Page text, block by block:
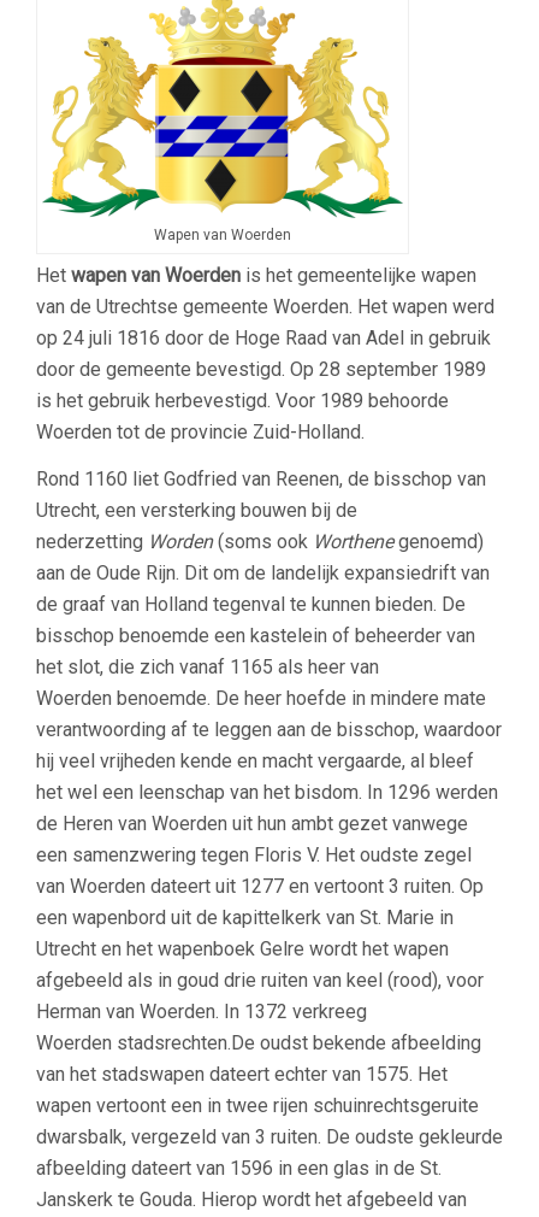
Wapen van Woerden
Het wapen van Woerden is het gemeentelijke wapen
van de Utrechtse gemeente Woerden. Het wapen werd
op 24 juli 1816 door de Hoge Raad van Adel in gebruik
door de gemeente bevestigd. Op 28 september 1989
is het gebruik herbevestigd. Voor 1989 behoorde
Woerden tot de provincie Zuid-Holland.
Rond 1160 liet Godfried van Reenen, de bisschop van
Utrecht, een versterking bouwen bij de
nederzetting Worden(soms ook Worthenegenoemd)
aan de Oude Rijn. Dit om de landelijk expansiedrift van
de graaf van Holland tegenval te kunnen bieden. De
bisschop benoemde een kastelein of beheerder van
het slot, die zich vanaf 1165 als heer van
Woerden benoemde. De heer hoefde in mindere mate
verantwoording af te leggen aan de bisschop, waardoor
hij veel vrijheden kende en macht vergaarde, al bleef
het wel een leenschap van het bisdom. In 1296 werden
de Heren van Woerden uit hun ambt gezet vanwege
een samenzwering tegen Floris V. Het oudste zegel
van Woerden dateert uit 1277 en vertoont 3 ruiten. Op
een wapenbord uit de kapittelkerk van St. Marie in
Utrecht en het wapenboek Gelre wordt het wapen
afgebeeld als in goud drie ruiten van keel (rood), voor
Herman van Woerden. In 1372 verkreeg
Woerden stadsrechten.De oudst bekende afbeelding
van het stadswapen dateert echter van 1575. Het
wapen vertoont een in twee rijen schuinrechtsgeruite
dwarsbalk, vergezeld van 3 ruiten. De oudste gekleurde
afbeelding dateert van 1596 in een glas in de St.
Janskerk te Gouda. Hierop wordt het afgebeeld van